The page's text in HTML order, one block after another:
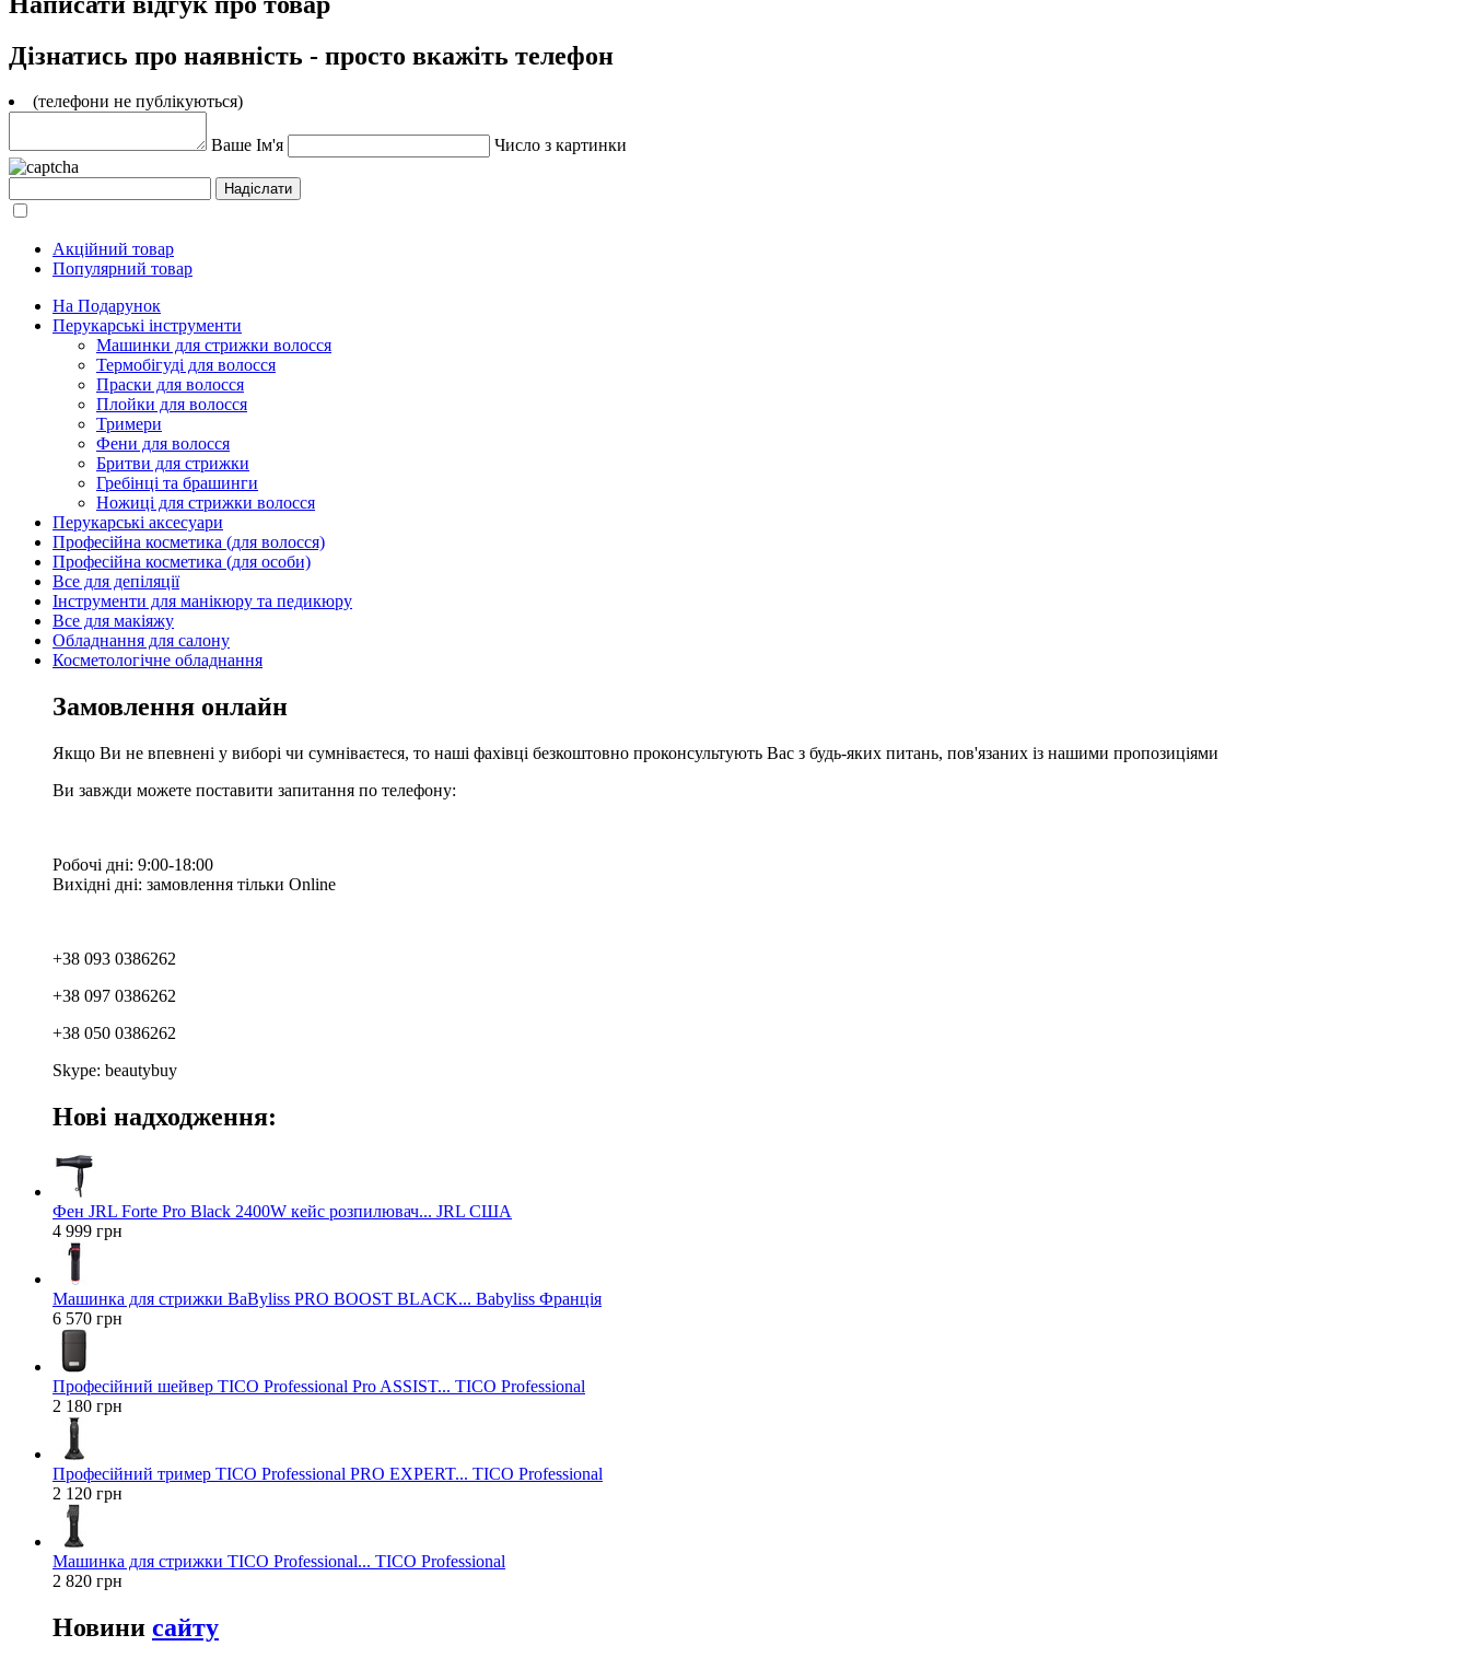
Дізнатись про наявність - просто вкажіть телефон
(телефони не публікуються)
Ваше Ім'я Число з картинки
Акційний товар
Популярний товар
На Подарунок
Перукарські інструменти
Машинки для стрижки волосся
Термобігуді для волосся
Праски для волосся
Плойки для волосся
Тримери
Фени для волосся
Бритви для стрижки
Гребінці та брашинги
Ножиці для стрижки волосся
Перукарські аксесуари
Професійна косметика (для волосся)
Професійна косметика (для особи)
Все для депіляції
Інструменти для манікюру та педикюру
Все для макіяжу
Обладнання для салону
Косметологічне обладнання
Замовлення онлайн
Якщо Ви не впевнені у виборі чи сумніваєтеся, то наші фахівці безкоштовно проконсультують Вас з будь-яких питань, пов'язаних із нашими пропозиціями
Ви завжди можете поставити запитання по телефону:
Робочі дні: 9:00-18:00
Вихідні дні: замовлення тільки Online
+38 093 0386262
+38 097 0386262
+38 050 0386262
Skype: beautybuy
Нові надходження:
Фен JRL Forte Pro Black 2400W кейс розпилювач... JRL США
4 999 грн
Машинка для стрижки BaByliss PRO BOOST BLACK... Babyliss Франція
6 570 грн
Професійний шейвер TICO Professional Pro ASSIST... TICO Professional
2 180 грн
Професійний тример TICO Professional PRO EXPERT... TICO Professional
2 120 грн
Машинка для стрижки TICO Professional... TICO Professional
2 820 грн
Новини сайту